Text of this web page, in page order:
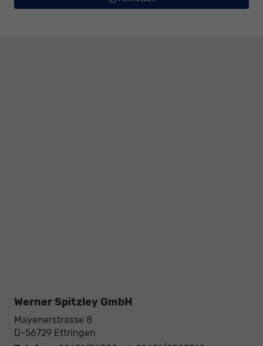
Werner Spitzley GmbH
Mayenerstrasse 8
D-56729 Ettringen